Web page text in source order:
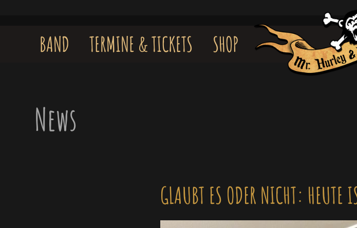
BAND TERMINE & TICKETS SHOP
News
GLAUBT ES ODER NICHT: HEUTE